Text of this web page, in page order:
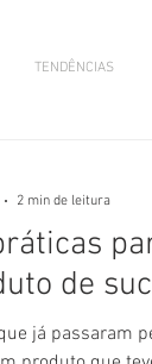
TENDÊNCIAS
de
já passaram
2 min de leitura